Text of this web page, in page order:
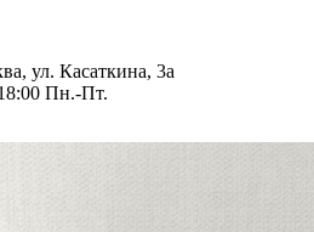
ул. Касаткина, 3а
Пн.-Пт.